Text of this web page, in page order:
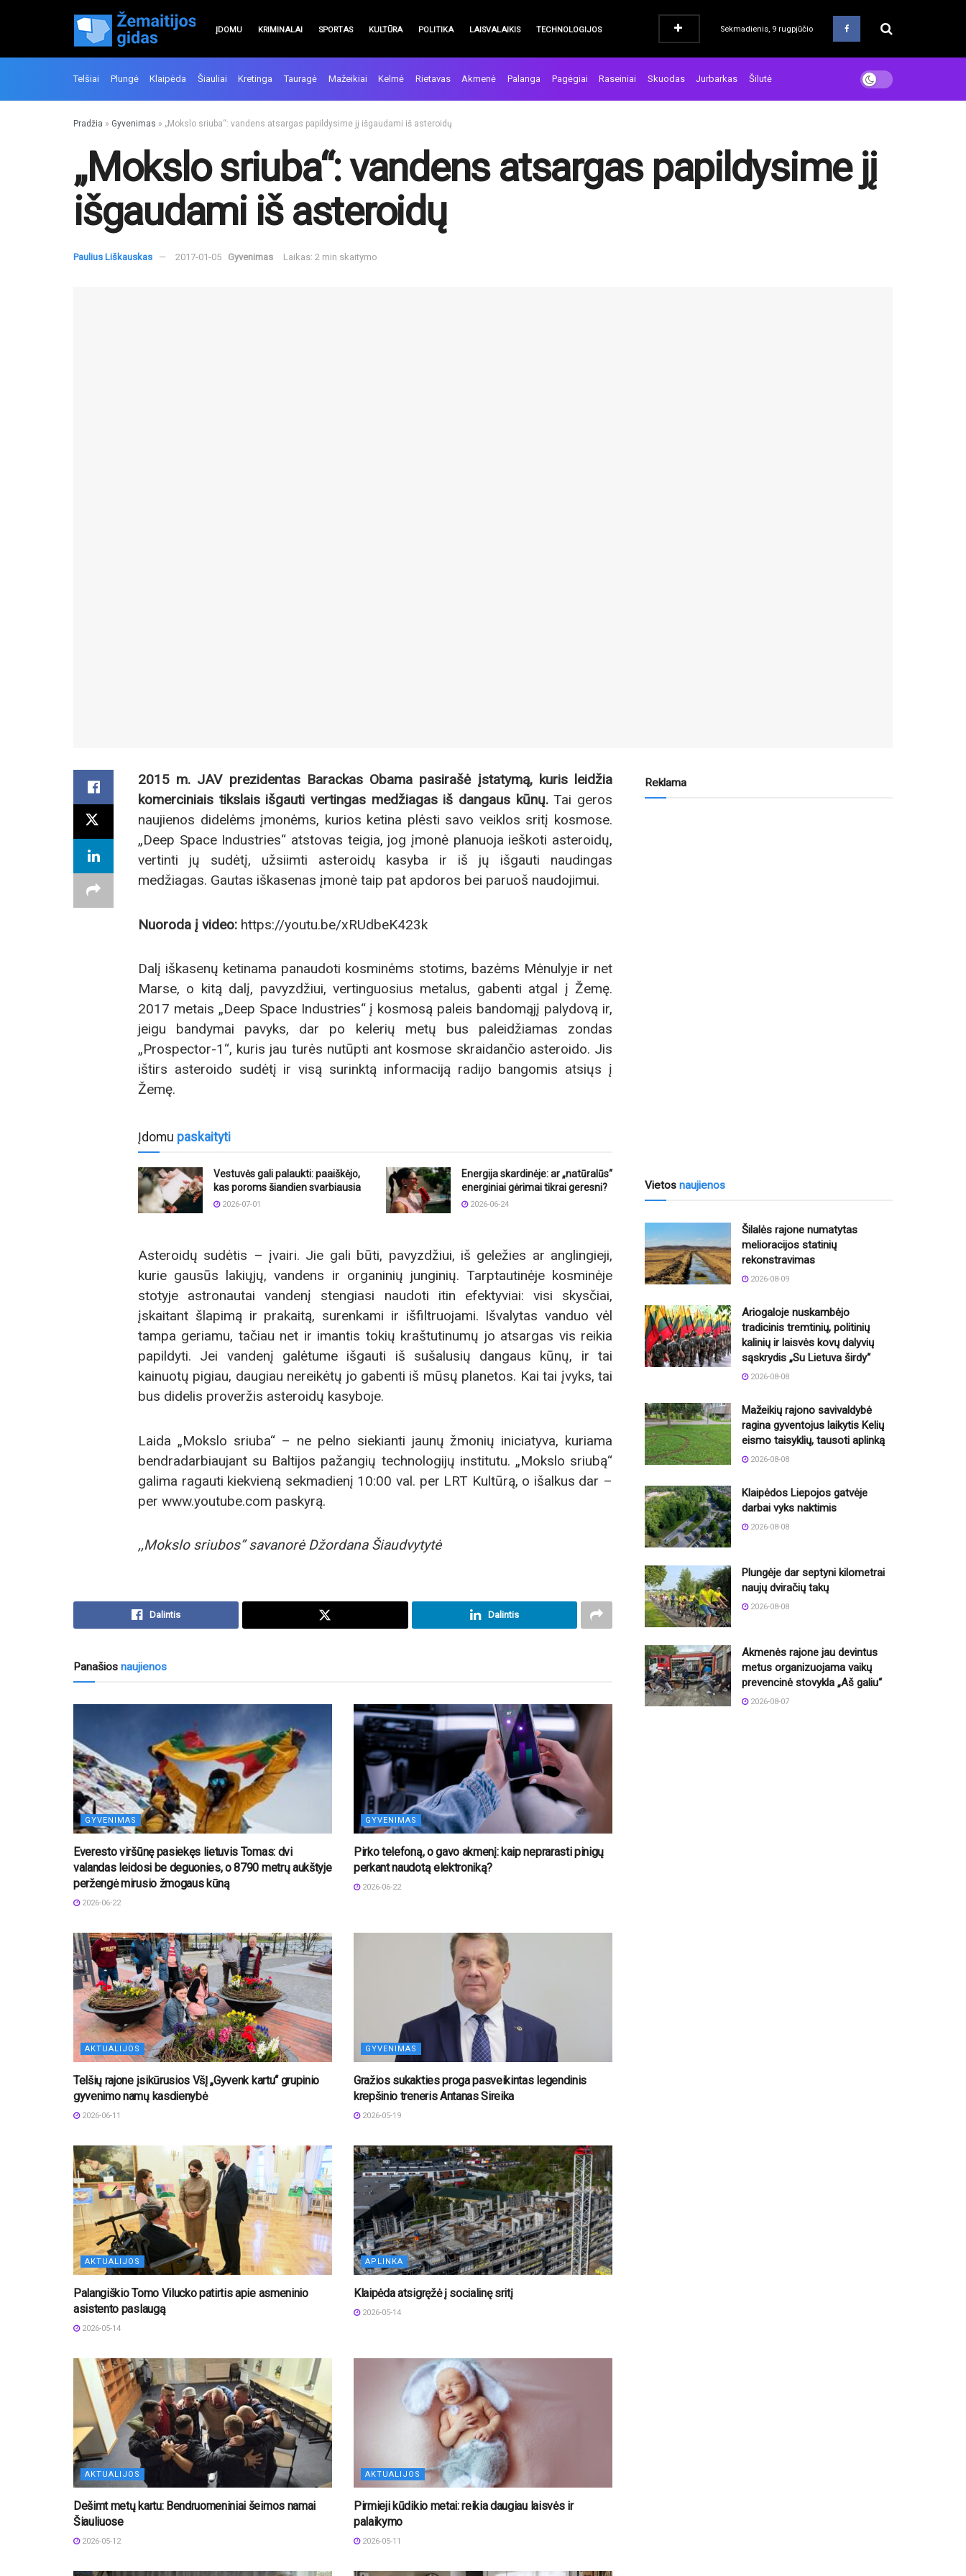
ĮDOMU KRIMINALAI SPORTAS KULTŪRA POLITIKA LAISVALAIKIS TECHNOLOGIJOS Sekmadienis, 9 rugpjūčio
Telšiai Plungė Klaipėda Šiauliai Kretinga Tauragė Mažeikiai Kelmė Rietavas Akmenė Palanga Pagėgiai Raseiniai Skuodas Jurbarkas Šilutė
Pradžia » Gyvenimas » „Mokslo sriuba“: vandens atsargas papildysime jį išgaudami iš asteroidų
„Mokslo sriuba“: vandens atsargas papildysime jį
išgaudami iš asteroidų
Paulius Liškauskas 2017-01-05 Gyvenimas Laikas: 2 min skaitymo
2015 m. JAV prezidentas Barackas Obama pasirašė įstatymą, kuris leidžia
komerciniais tikslais išgauti vertingas medžiagas iš dangaus kūnų.Tai geros
naujienos didelėms įmonėms, kurios ketina plėsti savo veiklos sritį kosmose.
„Deep Space Industries“ atstovas teigia, jog įmonė planuoja ieškoti asteroidų,
vertinti jų sudėtį, užsiimti asteroidų kasyba ir iš jų išgauti naudingas
medžiagas. Gautas iškasenas įmonė taip pat apdoros bei paruoš naudojimui.
Nuoroda į video: https://youtu.be/xRUdbeK423k
Dalį iškasenų ketinama panaudoti kosminėms stotims, bazėms Mėnulyje ir net
Marse, o kitą dalį, pavyzdžiui, vertinguosius metalus, gabenti atgal į Žemę.
2017 metais „Deep Space Industries“ į kosmosą paleis bandomąjį palydovą ir,
jeigu bandymai pavyks, dar po kelerių metų bus paleidžiamas zondas
„Prospector-1“, kuris jau turės nutūpti ant kosmose skraidančio asteroido. Jis
ištirs asteroido sudėtį ir visą surinktą informaciją radijo bangomis atsiųs į
Žemę.
Įdomu paskaityti
Vestuvės gali palaukti: paaiškėjo,
kas poroms šiandien svarbiausia
2026-07-01
Energija skardinėje: ar „natūralūs“
energiniai gėrimai tikrai geresni?
2026-06-24
Asteroidų sudėtis – įvairi. Jie gali būti, pavyzdžiui, iš geležies ar anglingieji,
kurie gausūs lakiųjų, vandens ir organinių junginių. Tarptautinėje kosminėje
stotyje astronautai vandenį stengiasi naudoti itin efektyviai: visi skysčiai,
įskaitant šlapimą ir prakaitą, surenkami ir išfiltruojami. Išvalytas vanduo vėl
tampa geriamu, tačiau net ir imantis tokių kraštutinumų jo atsargas vis reikia
papildyti. Jei vandenį galėtume išgauti iš sušalusių dangaus kūnų, ir tai
kainuotų pigiau, daugiau nereikėtų jo gabenti iš mūsų planetos. Kai tai įvyks, tai
bus didelis proveržis asteroidų kasyboje.
Laida „Mokslo sriuba“ – ne pelno siekianti jaunų žmonių iniciatyva, kuriama
bendradarbiaujant su Baltijos pažangių technologijų institutu. „Mokslo sriubą“
galima ragauti kiekvieną sekmadienį 10:00 val. per LRT Kultūrą, o išalkus dar –
per www.youtube.com paskyrą.
,,Mokslo sriubos” savanorė Džordana Šiaudvytytė
Dalintis Dalintis
Panašios naujienos
GYVENIMAS
Everesto viršūnę pasiekęs lietuvis Tomas: dvi
valandas leidosi be deguonies, o 8790 metrų aukštyje
peržengė mirusio žmogaus kūną
2026-06-22
GYVENIMAS
Pirko telefoną, o gavo akmenį: kaip neprarasti pinigų
perkant naudotą elektroniką?
2026-06-22
AKTUALIJOS
Telšių rajone įsikūrusios VšĮ „Gyvenk kartu“ grupinio
gyvenimo namų kasdienybė
2026-06-11
GYVENIMAS
Gražios sukakties proga pasveikintas legendinis
krepšinio treneris Antanas Sireika
2026-05-19
AKTUALIJOS
Palangiškio Tomo Vilucko patirtis apie asmeninio
asistento paslaugą
2026-05-14
APLINKA
Klaipėda atsigręžė į socialinę sritį
2026-05-14
AKTUALIJOS
Dešimt metų kartu: Bendruomeniniai šeimos namai
Šiauliuose
2026-05-12
AKTUALIJOS
Pirmieji kūdikio metai: reikia daugiau laisvės ir
palaikymo
2026-05-11
Reklama
Vietos naujienos
Šilalės rajone numatytas
melioracijos statinių
rekonstravimas
2026-08-09
Ariogaloje nuskambėjo
tradicinis tremtinių, politinių
kalinių ir laisvės kovų dalyvių
sąskrydis „Su Lietuva širdy“
2026-08-08
Mažeikių rajono savivaldybė
ragina gyventojus laikytis Kelių
eismo taisyklių, tausoti aplinką
2026-08-08
Klaipėdos Liepojos gatvėje
darbai vyks naktimis
2026-08-08
Plungėje dar septyni kilometrai
naujų dviračių takų
2026-08-08
Akmenės rajone jau devintus
metus organizuojama vaikų
prevencinė stovykla „Aš galiu“
2026-08-07